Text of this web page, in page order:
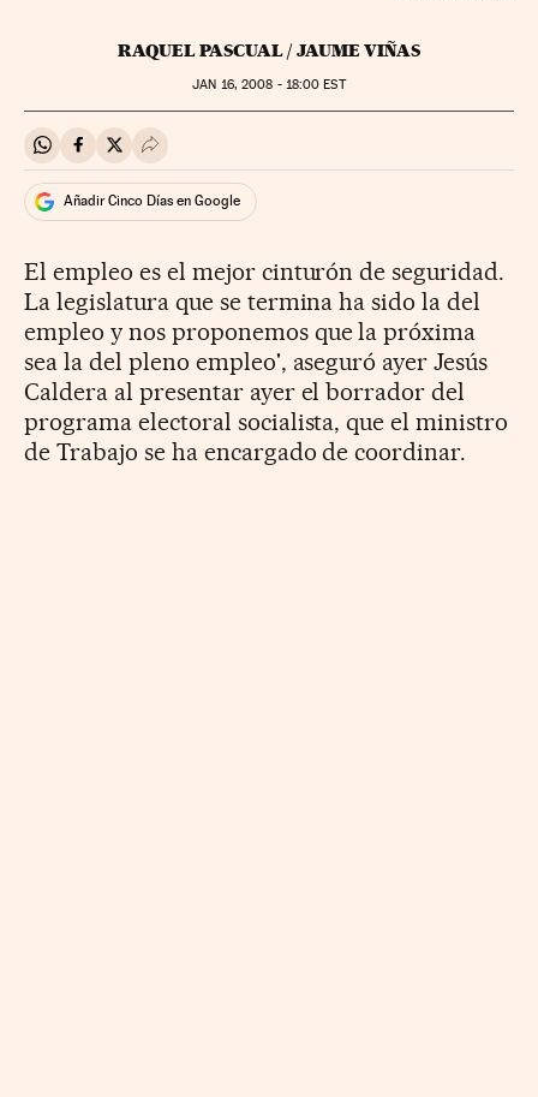
RAQUEL PASCUAL / JAUME VIÑAS
JAN 16, 2008 - 18:00 EST
Compartir en Whatsapp
Compartir en Facebook
Compartir en Twitter
Desplegar Redes Sociales
Añadir Cinco Días en Google
El empleo es el mejor cinturón de seguridad.
La legislatura que se termina ha sido la del
empleo y nos proponemos que la próxima
sea la del pleno empleo', aseguró ayer Jesús
Caldera al presentar ayer el borrador del
programa electoral socialista, que el ministro
de Trabajo se ha encargado de coordinar.